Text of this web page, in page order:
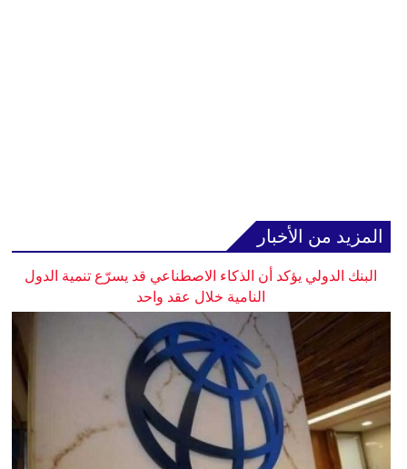
المزيد من الأخبار
البنك الدولي يؤكد أن الذكاء الاصطناعي قد يسرّع تنمية الدول
النامية خلال عقد واحد